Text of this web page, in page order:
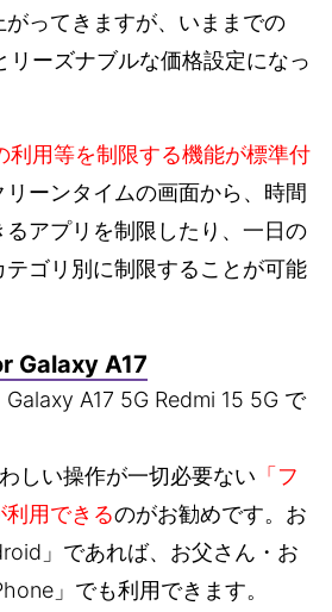
ってきますが、いままでの
リーズナブルな価格設定になっ
利用等を制限する機能が標準付
リーンタイムの画面から、時間
アプリを制限したり、一日の
ゴリ別に制限することが可能
Galaxy A17
A17 5G Redmi 15 5G で
しい操作が一切必要ない 「フ
利用できるのがお勧めです。お
」であれば、お父さん・お
」でも利用できます。